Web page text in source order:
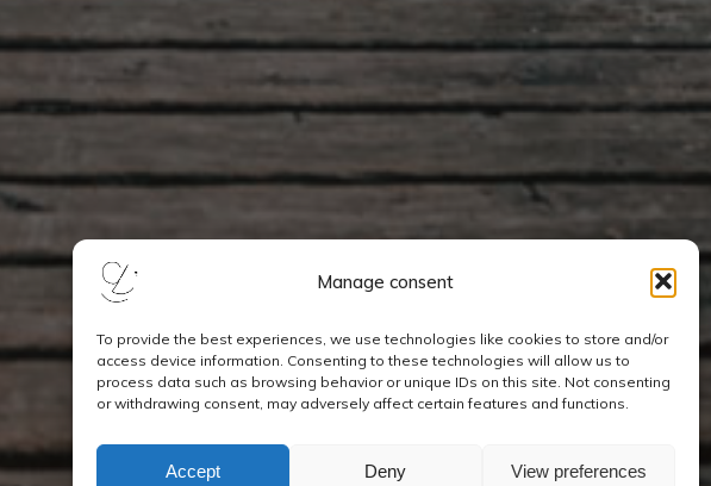
Manage consent
To provide the best experiences, we use technologies like cookies to store and/or
access device information. Consenting to these technologies will allow us to
process data such as browsing behavior or unique IDs on this site. Not consenting
or withdrawing consent, may adversely affect certain features and functions.
Accept Deny View preferences